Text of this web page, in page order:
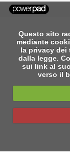
Questo sito
mediante
la privacy dei
dalla legge.
sui link al
verso il